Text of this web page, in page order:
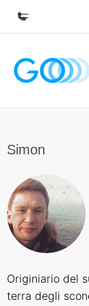
Homepage
Trova l'ufficio più
Chi siamo
La nostra
Lavora con noi
Simon
Originiario del
terra degli